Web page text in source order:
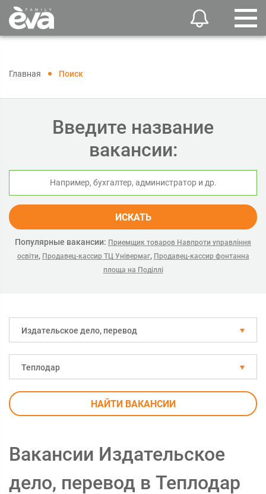
Главная Поиск
Введите название
вакансии:
ИСКАТЬ
Популярные вакансии: Приемщик товаров Навпроти управління
освіти, Продавец-кассир ТЦ Універмаг, Продавец-кассир фонтанна
площа на Поділлі
Издательское дело, перевод
Теплодар
НАЙТИ ВАКАНСИИ
Вакансии Издательское
дело, перевод в Теплодар